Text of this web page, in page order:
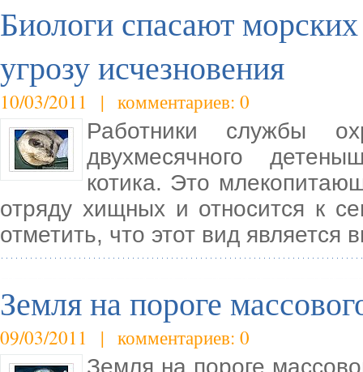
Биологи спасают
угрозу исчезновения
10/03/2011 | комментариев: 0
Работники службы
двухмесячного
котика. Это
отряду хищных и относится к
отметить, что этот вид является
Земля на пороге
09/03/2011 | комментариев: 0
Земля на пороге